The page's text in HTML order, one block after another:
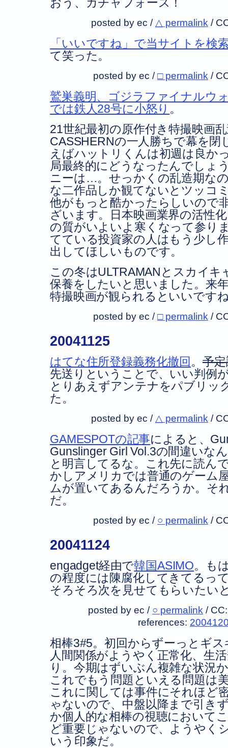
posted by ec / △ permalink /
「いいですね」で当サイトを検
て笑った。
posted by ec /□ permalink /
鷲巣義明、ゴジラファイナルウ
では鉄人28号に小怒り 。
21世紀最初の原作付き特撮映画
CASSHERNの一人勝ちで幕を
えばハットリくんは初週は良か
局最終的にどうなったんでしょ
ニーは…。せっかくの乱造期な
な二作品しか観てないとツッコ
他がもっと酷かったらしいので
ざいます。日本映画業界の活性
の質がいよいよ寒くなって参り
てている投資家の人はもう少し
出してほしいものです。
この冬はULTRAMANとスカイ
保養をしたいと思いました。来
特撮映画が観られるといいです
posted by ec /□ permalink /
20041125
はてな住所登録義務化撤回。 予
先送りということで、いい判例
とりあえずアンテナをパブリッ
た。
posted by ec / △ permalink /
GAMESPOTの記事によると、
Gunslinger Girl Vol.3の間違いな
と明言してるな。これ先に読ん
かしアメリカでは普通のゲーム
ムが置いてあるんだろうか。そ
だ。
posted by ec / ○ permalink /
20041124
engadget経由で韓国ASIMO。も
の程度には陳腐化してきてるっ
そろそろ次を見せてもらいたい
posted by ec / ○ permalink /
references:
相棒3#5。初回からずーっとギ
人間関係がようやく正常化、生
り。今期はずいぶん複雑な状況
これでもう問題といえる問題は
これに関しては事件にそれほど
ゃないので、中盤以降まで引き
か個人的な相棒の視聴において
ど重要じゃないので、ようやく
いう印象だ。